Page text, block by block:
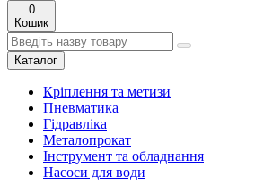
0
Кошик
Каталог
Кріплення та метизи
Пневматика
Гідравліка
Металопрокат
Інструмент та обладнання
Насоси для води